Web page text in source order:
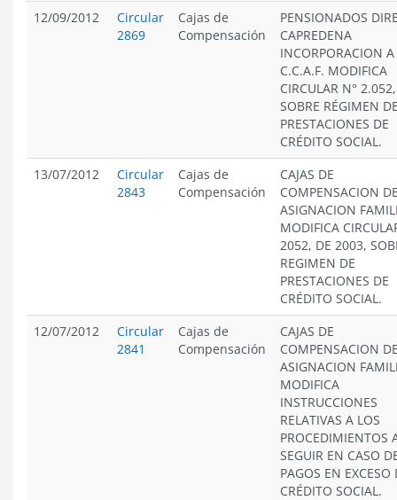
12/09/2012
Circular
2869
Cajas de
Compensación
PENSIONADOS
CAPREDENA
INCORPORACION A
C.C.A.F. MODIFICA
CIRCULAR N° 2.052,
SOBRE RÉGIMEN
PRESTACIONES DE
CRÉDITO SOCIAL.
13/07/2012
Circular
2843
Cajas de
Compensación
CAJAS DE
COMPENSACION
ASIGNACION
MODIFICA
2052, DE 2003,
REGIMEN DE
PRESTACIONES DE
CRÉDITO SOCIAL.
12/07/2012
Circular
2841
Cajas de
Compensación
CAJAS DE
COMPENSACION
ASIGNACION
MODIFICA
INSTRUCCIONES
RELATIVAS A LOS
PROCEDIMIENTOS
SEGUIR EN CASO
PAGOS EN EXCESO
CRÉDITO SOCIAL.